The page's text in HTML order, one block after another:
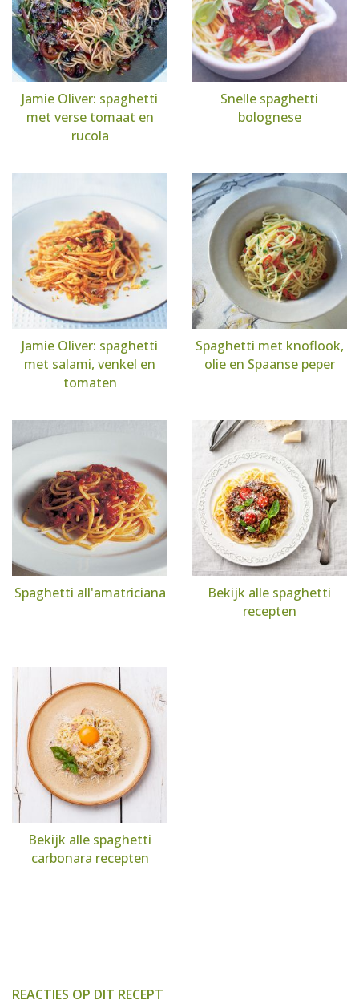
Jamie Oliver: spaghetti
met verse tomaat en
rucola
Snelle spaghetti
bolognese
Jamie Oliver: spaghetti
met salami, venkel en
tomaten
Spaghetti met knoflook,
olie en Spaanse peper
Spaghetti all'amatriciana
Bekijk alle spaghetti
recepten
Bekijk alle spaghetti
carbonara recepten
REACTIES OP DIT RECEPT